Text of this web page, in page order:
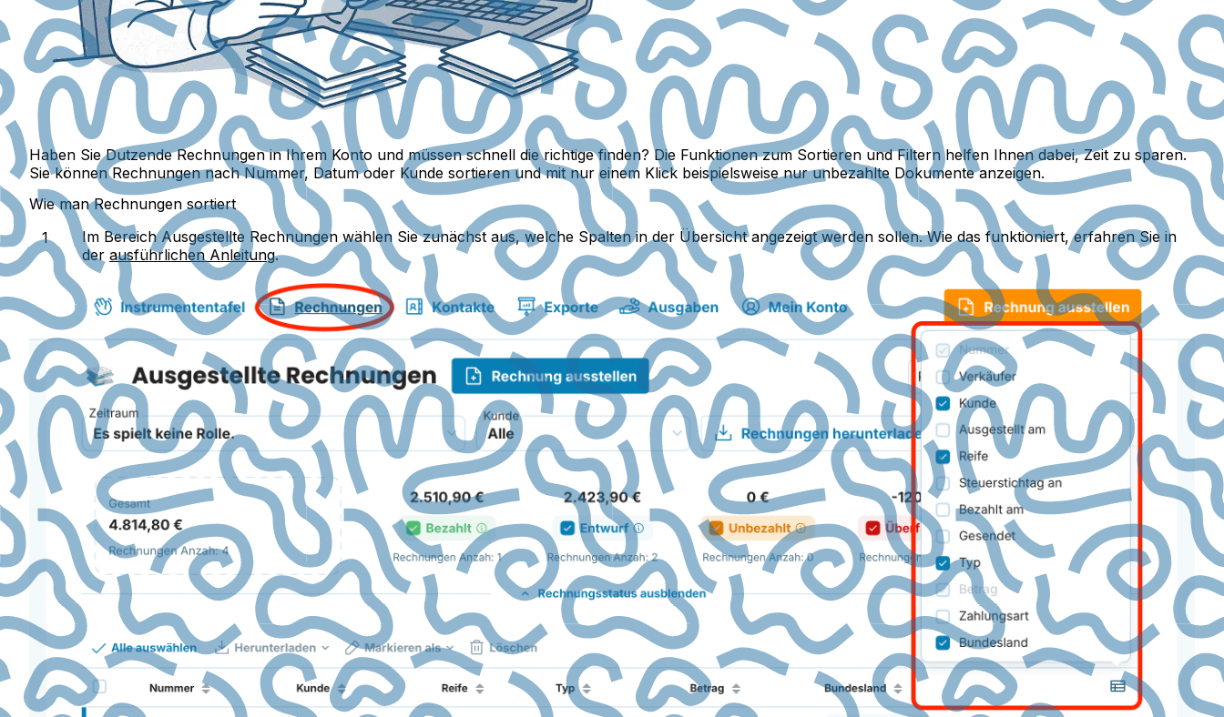
Haben Sie Dutzende Rechnungen in Ihrem Konto und müssen schnell die richtige finden? Die Funktionen zum Sortieren und Filtern helfen Ihnen dabei, Zeit zu sparen.
Sie können Rechnungen nach Nummer, Datum oder Kunde sortieren und mit nur einem Klick beispielsweise nur unbezahlte Dokumente anzeigen.
Wie man Rechnungen sortiert
Im BereichAusgestellte Rechnungen wählen Sie zunächst aus, welche Spalten in der Übersicht angezeigt werden sollen. Wie das funktioniert, erfahren Sie in
der ausführlichen Anleitung.